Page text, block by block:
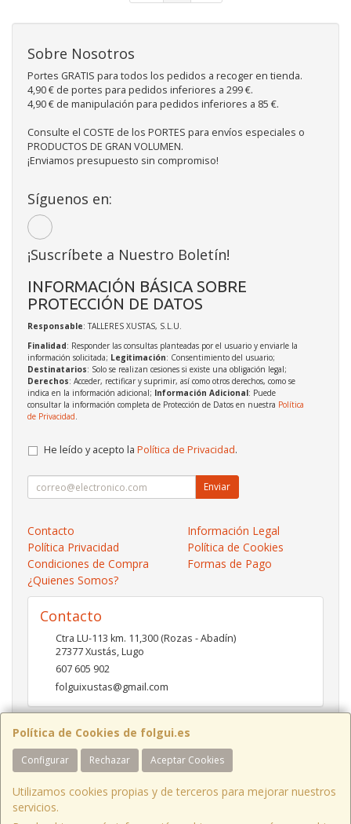
Política de Cookies de folgui.es
Configurar Rechazar Aceptar Cookies
Utilizamos cookies propias y de terceros para mejorar nuestros
servicios.
Sobre Nosotros
Portes GRATIS para todos los pedidos a recoger en tienda.
4,90 € de portes para pedidos inferiores a 299 €.
4,90 € de manipulación para pedidos inferiores a 85 €.
Consulte el COSTE de los PORTES para envíos especiales o
PRODUCTOS DE GRAN VOLUMEN.
¡Enviamos presupuesto sin compromiso!
Síguenos en:
¡Suscríbete a Nuestro Boletín!
INFORMACIÓN BÁSICA SOBRE
PROTECCIÓN DE DATOS
Responsable: TALLERES XUSTAS, S.L.U.
Finalidad: Responder las consultas planteadas por el usuario y enviarle la
información solicitada; Legitimación: Consentimiento del usuario;
Destinatarios: Solo se realizan cesiones si existe una obligación legal;
Derechos: Acceder, rectificar y suprimir, así como otros derechos, como se
indica en la información adicional; Información Adicional: Puede
consultar la información completa de Protección de Datos en nuestra Política
de Privacidad.
He leído y acepto la Política de Privacidad.
Enviar
Contacto
Información Legal
Política Privacidad
Política de Cookies
Condiciones de Compra
Formas de Pago
¿Quienes Somos?
Contacto
Ctra LU-113 km. 11,300 (Rozas - Abadín)
27377Xustás,Lugo
607 605 902
folguixustas@gmail.com
Horario
Lunes a viernes de 10:00 a 14:00 y de 16:00 a 20:00.
Sábados de 10:00 a 14:00 y de 16:00 a 19:00